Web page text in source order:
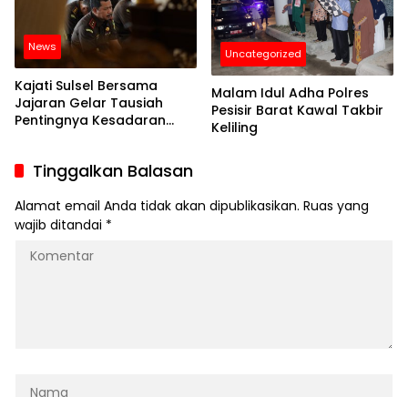
News
Kajati Sulsel Bersama
Jajaran Gelar Tausiah
Pentingnya Kesadaran
Uncategorized
Malam Idul Adha Polres
Pesisir Barat Kawal Takbir
Keliling
Tinggalkan Balasan
Alamat email Anda tidak akan dipublikasikan. Ruas yang
wajib ditandai *